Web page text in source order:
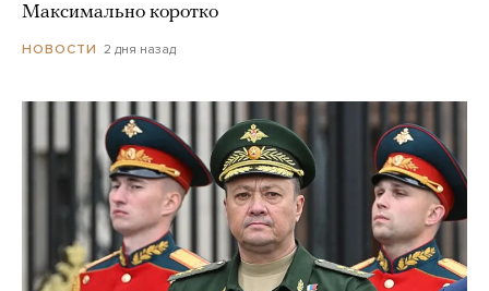
Максимально коротко
НОВОСТИ 2 дня назад